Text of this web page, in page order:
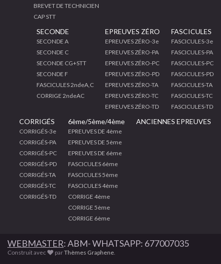
BREVET DE TECHNICIEN
CAP STT
SECONDE
SECONDE A
SECONDE C
SECONDE CG+STT
SECONDE F
FASCICULES 2ndeA,C
CORRIGE 2ndeAC
EPREUVES ZÉRO
EPREUVES ZÉRO-3e
EPREUVES ZÉRO-PA
EPREUVES ZÉRO-PC
EPREUVES ZÉRO-PD
EPREUVES ZÉRO-TA
EPREUVES ZÉRO-TC
EPREUVES ZÉRO-TD
FASCICULES
FASCICULES-3e
FASCICULES-PA
FASCICULES-PC
FASCICULES-PD
FASCICULES-TA
FASCICULES-TC
FASCICULES-TD
CORRIGÉS
CORRIGÉS-3e
CORRIGÉS-PA
CORRIGÉS-PC
CORRIGÉS-PD
CORRIGÉS-TA
CORRIGÉS-TC
CORRIGÉS-TD
6ème/5ème/4ème
EPREUVES DE 4ème
EPREUVES DE 5ème
EPREUVES DE 6ème
FASCICULES 6ème
FASCICULES 5ème
FASCICULES 4ème
CORRIGE 4ème
CORRIGE 5ème
CORRIGE 6ème
ANCIENNES EPREUVES
WEBMASTER: ABM- WHATSAPP: 677007035
Construit avec parThèmes Graphene.